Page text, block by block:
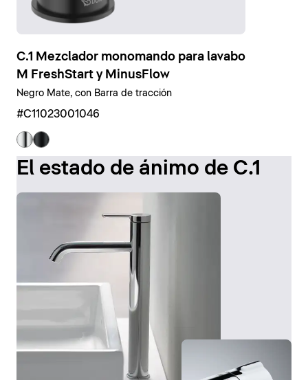
C.1 Mezclador monomando para lavabo
M FreshStart y MinusFlow
Negro Mate, con Barra de tracción
#C11023001046
El estado de ánimo de C.1